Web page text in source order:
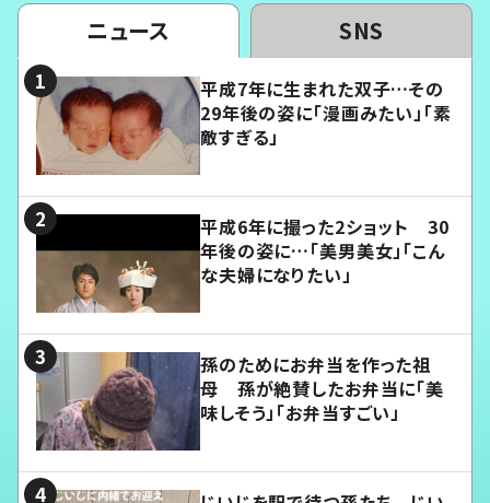
ニュース SNS
平成7年に生まれた双子…その
29年後の姿に「漫画みたい」「素
敵すぎる」
平成6年に撮った2ショット 30
年後の姿に…「美男美女」「こん
な夫婦になりたい」
孫のためにお弁当を作った祖
母 孫が絶賛したお弁当に「美
味しそう」「お弁当すごい」